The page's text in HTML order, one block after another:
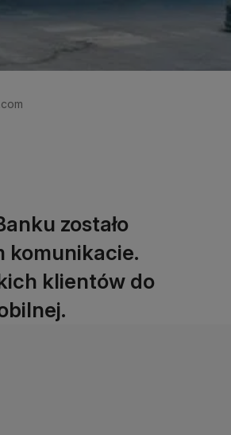
zostało
komunikacie.
klientów do